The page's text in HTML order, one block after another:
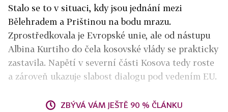
Stalo se to v situaci, kdy jsou jednání mezi
Bělehradem a Prištinou na bodu mrazu.
Zprostředkovala je Evropské unie, ale od nástupu
Albina Kurtiho do čela kosovské vlády se prakticky
zastavila. Napětí v severní části Kosova tedy roste
a zároveň ukazuje slabost dialogu pod vedením EU.
ZBÝVÁ VÁM JEŠTĚ 90 % ČLÁNKU